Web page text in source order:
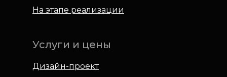
На этапе реализации
Услуги и цены
Дизайн-проект